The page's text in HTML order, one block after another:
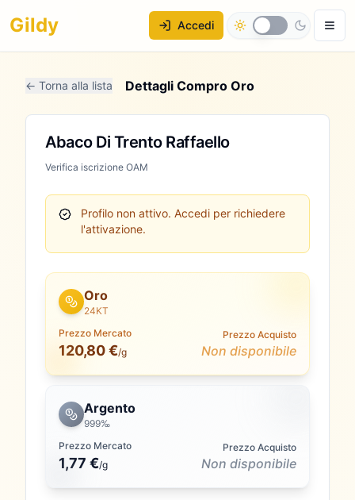
Gildy Accedi
← Torna alla lista Dettagli Compro Oro
Abaco Di Trento Raffaello
Verifica iscrizione OAM
Profilo non attivo. Accedi per richiedere
l'attivazione.
Oro
24KT
Prezzo Mercato
120,80 €/g
Prezzo Acquisto
Non disponibile
Argento
999‰
Prezzo Mercato
1,77 €/g
Prezzo Acquisto
Non disponibile